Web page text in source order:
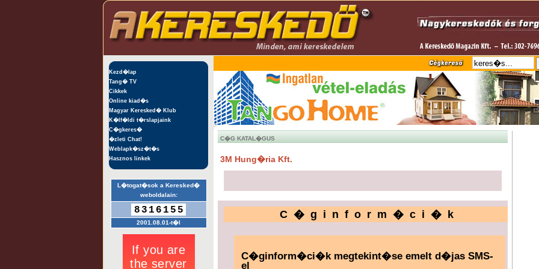
Kezd�lap
Tang� TV
Cikkek
Online kiad�s
Magyar Keresked� Klub
K�lf�ldi t�rslapjaink
C�gkeres�
�zleti Chat!
Weblapk�sz�t�s
Hasznos linkek
L�togat�sok a Keresked�
weboldalain:
8316155
2001.08.01-t�l
C�G KATAL�GUS
3M Hung�ria Kft.
C�ginform�ci�k
C�ginform�ci�k megtekint�se emelt d�jas SMS-
el